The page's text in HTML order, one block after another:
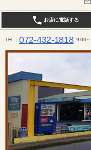
お店に電話する
TEL 072-432-1818 9:00